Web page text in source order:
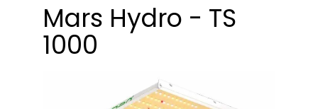
Mars Hydro - TS
1000